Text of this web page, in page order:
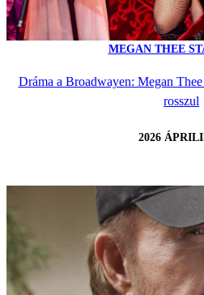
MEGAN THEE
Dráma a Broadwayen: Megan
rosszul
2026